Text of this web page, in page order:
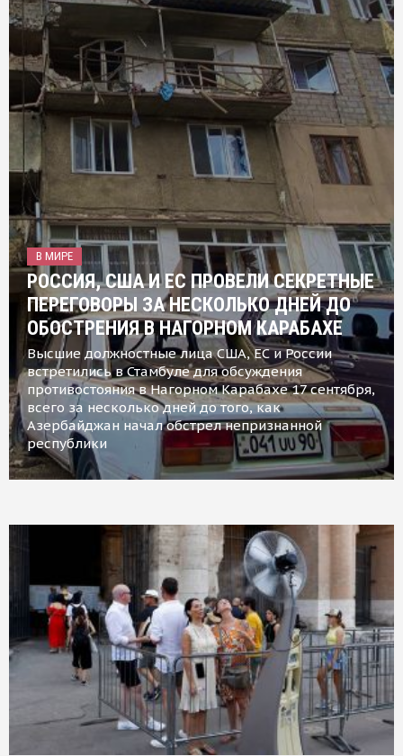
В МИРЕ
РОССИЯ, США И ЕС ПРОВЕЛИ СЕКРЕТНЫЕ
ПЕРЕГОВОРЫ ЗА НЕСКОЛЬКО ДНЕЙ ДО
ОБОСТРЕНИЯ В НАГОРНОМ КАРАБАХЕ
Высшие должностные лица США, ЕС и России
встретились в Стамбуле для обсуждения
противостояния в Нагорном Карабахе 17 сентября,
всего за несколько дней до того, как
Азербайджан начал обстрел непризнанной
республики